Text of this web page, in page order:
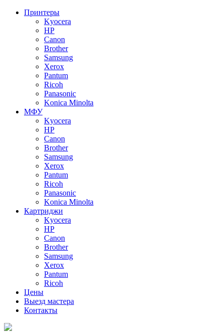
Принтеры
Kyocera
HP
Canon
Brother
Samsung
Xerox
Pantum
Ricoh
Panasonic
Konica Minolta
МФУ
Kyocera
HP
Canon
Brother
Samsung
Xerox
Pantum
Ricoh
Panasonic
Konica Minolta
Картриджи
Kyocera
HP
Canon
Brother
Samsung
Xerox
Pantum
Ricoh
Цены
Выезд мастера
Контакты